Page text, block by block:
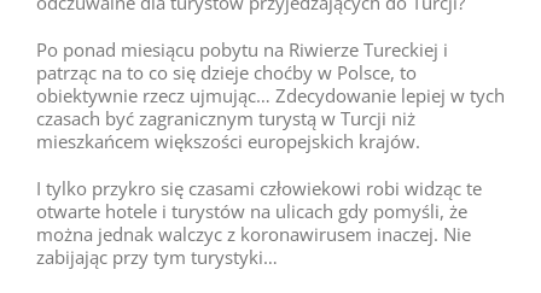
Po ponad miesiącu pobytu na Riwierze Tureckiej i
patrząc na to co się dzieje choćby w Polsce, to
obiektywnie rzecz ujmując… Zdecydowanie lepiej w tych
czasach być zagranicznym turystą w Turcji niż
mieszkańcem większości europejskich krajów.
I tylko przykro się czasami człowiekowi robi widząc te
otwarte hotele i turystów na ulicach gdy pomyśli, że
można jednak walczyc z koronawirusem inaczej. Nie
zabijając przy tym turystyki…